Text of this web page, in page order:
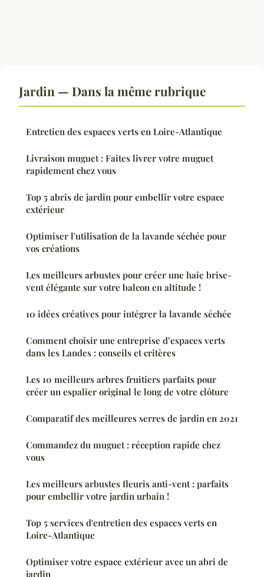
Jardin — Dans la même rubrique
Entretien des espaces verts en Loire-Atlantique
Livraison muguet : Faites livrer votre muguet
rapidement chez vous
Top 5 abris de jardin pour embellir votre espace
extérieur
Optimiser l'utilisation de la lavande séchée pour
vos créations
Les meilleurs arbustes pour créer une haie brise-
vent élégante sur votre balcon en altitude !
10 idées créatives pour intégrer la lavande séchée
Comment choisir une entreprise d’espaces verts
dans les Landes : conseils et critères
Les 10 meilleurs arbres fruitiers parfaits pour
créer un espalier original le long de votre clôture
Comparatif des meilleures serres de jardin en 2021
Commandez du muguet : réception rapide chez
vous
Les meilleurs arbustes fleuris anti-vent : parfaits
pour embellir votre jardin urbain !
Top 5 services d'entretien des espaces verts en
Loire-Atlantique
Optimiser votre espace extérieur avec un abri de
jardin